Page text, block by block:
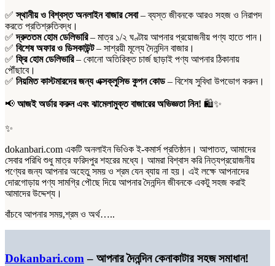
✅স্থানীয় ও বিশ্বস্ত অনলাইন বাজার সেবা– ব্যস্ত জীবনকে আরও সহজ ও নিরাপদ
করতে প্রতিশ্রুতিবদ্ধ।
✅দ্রুততম হোম ডেলিভারি– মাত্র ১/২ ঘণ্টায় আপনার প্রয়োজনীয় পণ্য হাতে পান।
✅ বিশেষ অফার ও ডিসকাউন্ট– সাশ্রয়ী মূল্যে দৈনন্দিন বাজার।
✅ ফ্রি হোম ডেলিভারি– কোনো অতিরিক্ত চার্জ ছাড়াই পণ্য আপনার ঠিকানায়
পৌঁছাবে।
✅ নিয়মিত কাস্টমারদের জন্য এক্সক্লুসিভ কুপন কোড– বিশেষ সুবিধা উপভোগ করুন।
📢 আজই অর্ডার করুন এবং ঝামেলামুক্ত বাজারের অভিজ্ঞতা নিন! 🛍️✨
✨
dokanbari.com একটি অনলাইন ভিওিক ই-কমার্স প্রতিষ্ঠান। আপাতত, আমাদের
সেবার পরিধি শুধু মাত্র ফরিদপুর শহরের মধ্যে। আমরা বিশ্বাস করি নিত্যপ্রয়োজনীয়
পণ্যের জন্য আপনার অহেতু সময় ও শ্রম যেন ব্যায় না হয়। এই লক্ষে আপনাদের
দোরগোড়ায় পণ্য সামগ্রি পৌছে দিয়ে আপনার দৈনন্দিন জীবনকে একটু সহজ করাই
আমাদের উদ্দেশ্য।
বাঁচবে আপনার সময়,শ্রম ও অর্থ…..
Dokanbari.com– আপনার দৈনন্দিন কেনাকাটার সহজ সমাধান!